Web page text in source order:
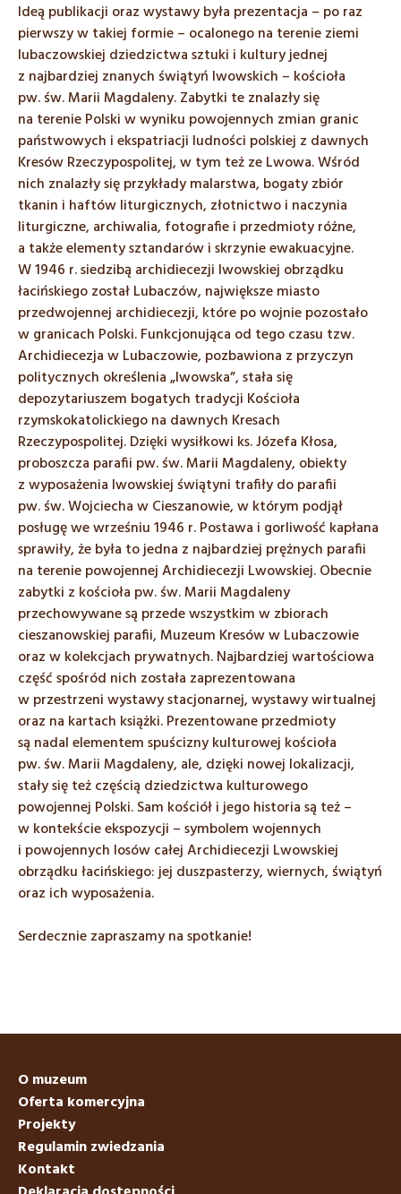
Ideą publikacji oraz wystawy była prezentacja – po raz
pierwszy w takiej formie – ocalonego na terenie ziemi
lubaczowskiej dziedzictwa sztuki i kultury jednej
z najbardziej znanych świątyń lwowskich – kościoła
pw. św. Marii Magdaleny. Zabytki te znalazły się
na terenie Polski w wyniku powojennych zmian granic
państwowych i ekspatriacji ludności polskiej z dawnych
Kresów Rzeczypospolitej, w tym też ze Lwowa. Wśród
nich znalazły się przykłady malarstwa, bogaty zbiór
tkanin i haftów liturgicznych, złotnictwo i naczynia
liturgiczne, archiwalia, fotografie i przedmioty różne,
a także elementy sztandarów i skrzynie ewakuacyjne.
W 1946 r. siedzibą archidiecezji lwowskiej obrządku
łacińskiego został Lubaczów, największe miasto
przedwojennej archidiecezji, które po wojnie pozostało
w granicach Polski. Funkcjonująca od tego czasu tzw.
Archidiecezja w Lubaczowie, pozbawiona z przyczyn
politycznych określenia „lwowska”, stała się
depozytariuszem bogatych tradycji Kościoła
rzymskokatolickiego na dawnych Kresach
Rzeczypospolitej. Dzięki wysiłkowi ks. Józefa Kłosa,
proboszcza parafii pw. św. Marii Magdaleny, obiekty
z wyposażenia lwowskiej świątyni trafiły do parafii
pw. św. Wojciecha w Cieszanowie, w którym podjął
posługę we wrześniu 1946 r. Postawa i gorliwość kapłana
sprawiły, że była to jedna z najbardziej prężnych parafii
na terenie powojennej Archidiecezji Lwowskiej. Obecnie
zabytki z kościoła pw. św. Marii Magdaleny
przechowywane są przede wszystkim w zbiorach
cieszanowskiej parafii, Muzeum Kresów w Lubaczowie
oraz w kolekcjach prywatnych. Najbardziej wartościowa
część spośród nich została zaprezentowana
w przestrzeni wystawy stacjonarnej, wystawy wirtualnej
oraz na kartach książki. Prezentowane przedmioty
są nadal elementem spuścizny kulturowej kościoła
pw. św. Marii Magdaleny, ale, dzięki nowej lokalizacji,
stały się też częścią dziedzictwa kulturowego
powojennej Polski. Sam kościół i jego historia są też –
w kontekście ekspozycji – symbolem wojennych
i powojennych losów całej Archidiecezji Lwowskiej
obrządku łacińskiego: jej duszpasterzy, wiernych, świątyń
oraz ich wyposażenia.
Serdecznie zapraszamy na spotkanie!
O muzeum
Oferta komercyjna
Projekty
Regulamin zwiedzania
Kontakt